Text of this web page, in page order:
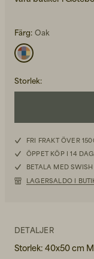
Färg: Oak
Storlek:
FRI FRAKT ÖVER
ÖPPET KÖP I 14
BETALA MED
LAGERSALDO I
DETALJER
Storlek: 40x50 cm